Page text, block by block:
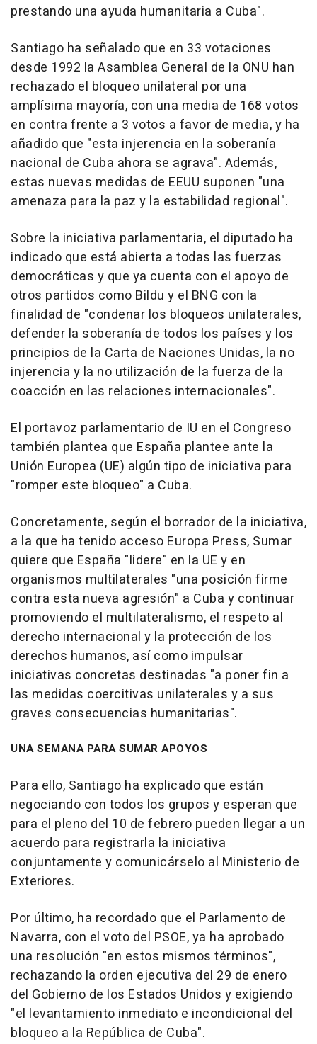
prestando una ayuda humanitaria a Cuba".
Santiago ha señalado que en 33 votaciones
desde 1992 la Asamblea General de la ONU han
rechazado el bloqueo unilateral por una
amplísima mayoría, con una media de 168 votos
en contra frente a 3 votos a favor de media, y ha
añadido que "esta injerencia en la soberanía
nacional de Cuba ahora se agrava". Además,
estas nuevas medidas de EEUU suponen "una
amenaza para la paz y la estabilidad regional".
Sobre la iniciativa parlamentaria, el diputado ha
indicado que está abierta a todas las fuerzas
democráticas y que ya cuenta con el apoyo de
otros partidos como Bildu y el BNG con la
finalidad de "condenar los bloqueos unilaterales,
defender la soberanía de todos los países y los
principios de la Carta de Naciones Unidas, la no
injerencia y la no utilización de la fuerza de la
coacción en las relaciones internacionales".
El portavoz parlamentario de IU en el Congreso
también plantea que España plantee ante la
Unión Europea (UE) algún tipo de iniciativa para
"romper este bloqueo" a Cuba.
Concretamente, según el borrador de la iniciativa,
a la que ha tenido acceso Europa Press, Sumar
quiere que España "lidere" en la UE y en
organismos multilaterales "una posición firme
contra esta nueva agresión" a Cuba y continuar
promoviendo el multilateralismo, el respeto al
derecho internacional y la protección de los
derechos humanos, así como impulsar
iniciativas concretas destinadas "a poner fin a
las medidas coercitivas unilaterales y a sus
graves consecuencias humanitarias".
UNA SEMANA PARA SUMAR APOYOS
Para ello, Santiago ha explicado que están
negociando con todos los grupos y esperan que
para el pleno del 10 de febrero pueden llegar a un
acuerdo para registrarla la iniciativa
conjuntamente y comunicárselo al Ministerio de
Exteriores.
Por último, ha recordado que el Parlamento de
Navarra, con el voto del PSOE, ya ha aprobado
una resolución "en estos mismos términos",
rechazando la orden ejecutiva del 29 de enero
del Gobierno de los Estados Unidos y exigiendo
"el levantamiento inmediato e incondicional del
bloqueo a la República de Cuba".